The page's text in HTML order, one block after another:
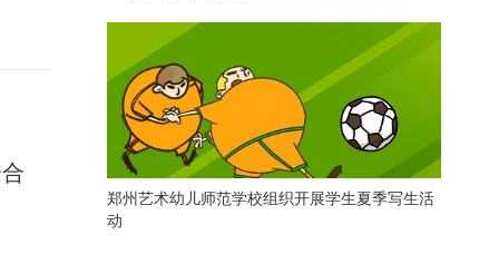
郑州艺术幼儿师范学校组织开展学生夏季写生活
动